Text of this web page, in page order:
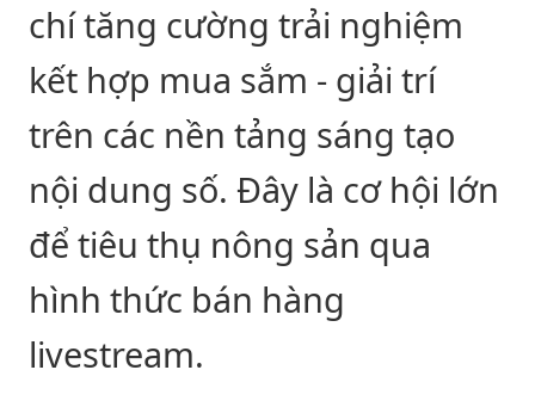
chí tăng cường trải nghiệm
kết hợp mua sắm - giải trí
trên các nền tảng sáng tạo
nội dung số. Đây là cơ hội lớn
để tiêu thụ nông sản qua
hình thức bán hàng
livestream.